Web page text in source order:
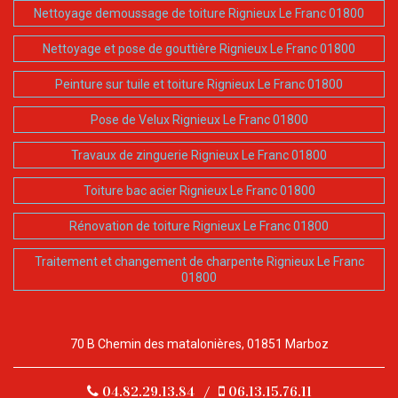
Nettoyage demoussage de toiture Rignieux Le Franc 01800
Nettoyage et pose de gouttière Rignieux Le Franc 01800
Peinture sur tuile et toiture Rignieux Le Franc 01800
Pose de Velux Rignieux Le Franc 01800
Travaux de zinguerie Rignieux Le Franc 01800
Toiture bac acier Rignieux Le Franc 01800
Rénovation de toiture Rignieux Le Franc 01800
Traitement et changement de charpente Rignieux Le Franc
01800
70 B Chemin des matalonières, 01851 Marboz
04.82.29.13.84 / 06.13.15.76.11